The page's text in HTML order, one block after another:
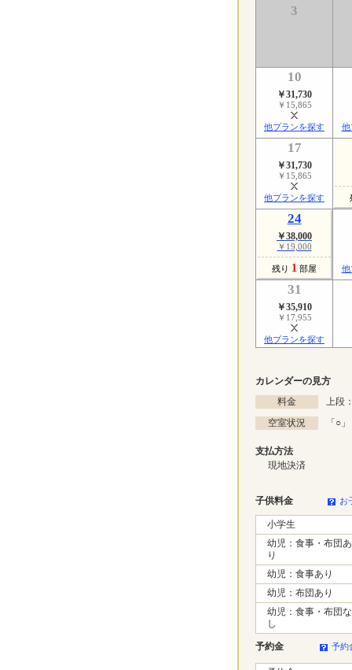
3
10
￥31,730
￥15,865
他プランを探す 他
17
￥31,730
￥15,865
他プランを探す
24
￥38,000
￥19,000
残り 1 部屋 他
31
￥35,910
￥17,955
他プランを探す
カレンダーの見方
料金
上段
空室状況
「○
支払方法
現地決済
子供料金 お
小学生
幼児：食事・布団あ
り
幼児：食事あり
幼児：布団あり
幼児：食事・布団な
し
予約金 予約